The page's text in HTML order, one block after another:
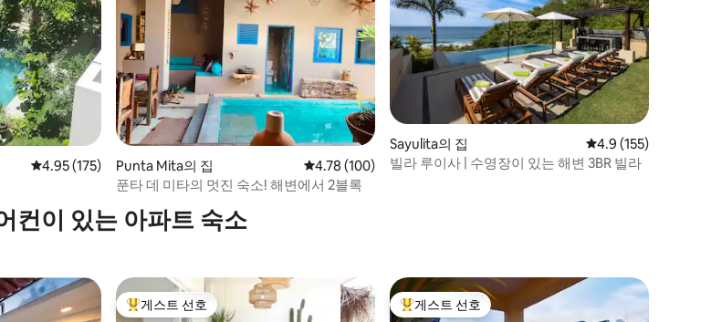
평점 4.95점(5점 만점), 후기 175개
4.95 (175)
Punta Mita의 집 평점 4.78점(5점 만점), 후기 100개
4.78 (100)
푼타 데 미타의 멋진 숙소! 해변에서 2블록
Sayulita의 집 평점 4.9점(5점 만점),
4.9 (155)
빌라 루이사 | 수영장이 있는 해변 3BR 빌라
컨이 있는 아파트 숙소
상위 게스트 선호
게스트 선호 상위 게스트 선호
게스트 선호